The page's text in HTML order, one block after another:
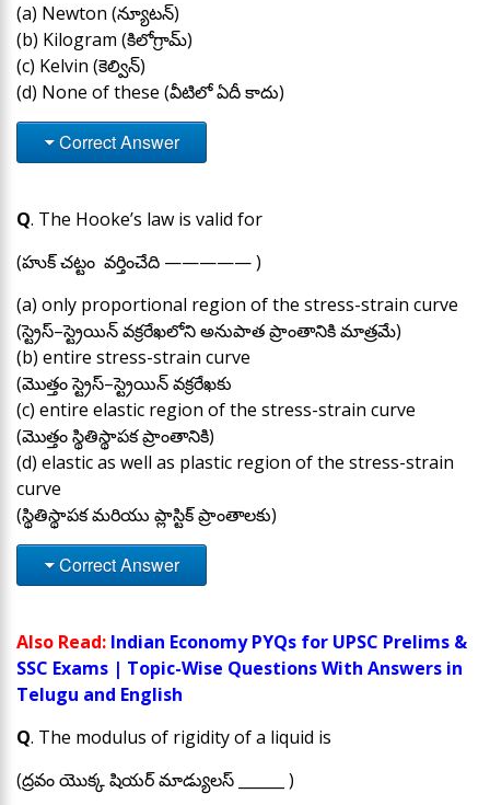
(a) Newton (న్యూటన్)
(b) Kilogram (కిలోగ్రామ్)
(c) Kelvin (కెల్విన్)
(d) None of these (వీటిలో ఏదీ కాదు)
Correct Answer
Q. The Hooke’s law is valid for
(హుక్ చట్టం వర్తించేది ————— )
(a) only proportional region of the stress-strain curve
(స్ట్రెస్–స్ట్రెయిన్ వక్రరేఖలోని అనుపాత ప్రాంతానికి మాత్రమే)
(b) entire stress-strain curve
(మొత్తం స్ట్రెస్–స్ట్రెయిన్ వక్రరేఖకు
(c) entire elastic region of the stress-strain curve
(మొత్తం స్థితిస్థాపక ప్రాంతానికి)
(d) elastic as well as plastic region of the stress-strain
curve
(స్థితిస్థాపక మరియు ప్లాస్టిక్ ప్రాంతాలకు)
Correct Answer
Also Read: Indian Economy PYQs for UPSC Prelims &
SSC Exams | Topic-Wise Questions With Answers in
Telugu and English
Q. The modulus of rigidity of a liquid is
(ద్రవం యొక్క షియర్ మాడ్యులస్ ______ )